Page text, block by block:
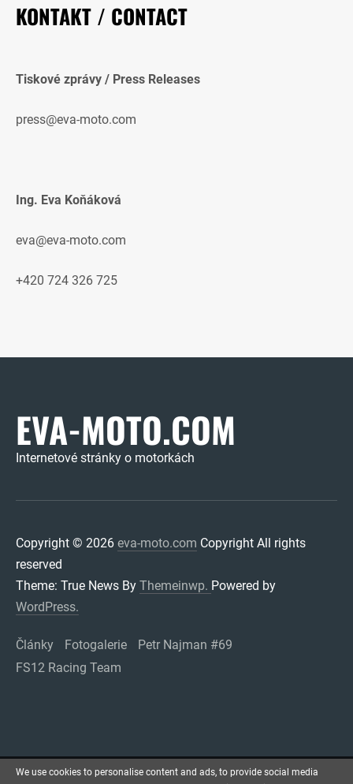
KONTAKT / CONTACT
Tiskové zprávy / Press Releases
press@eva-moto.com
Ing. Eva Koňáková
eva@eva-moto.com
+420 724 326 725
EVA-MOTO.COM
Internetové stránky o motorkách
Copyright © 2026 eva-moto.com Copyright All rights
reserved
Theme: True News By Themeinwp. Powered by
WordPress.
Články Fotogalerie
Petr Najman #69
FS12 Racing Team
We use cookies to personalise content and ads, to provide social media